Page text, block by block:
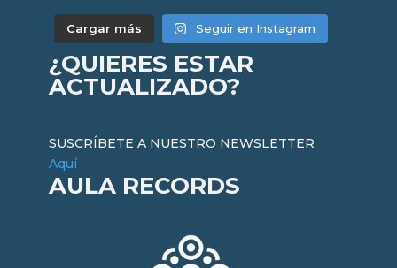
Cargar más Seguir en Instagram
¿QUIERES ESTAR
ACTUALIZADO?
SUSCRÍBETE A NUESTRO NEWSLETTER
Aquí
AULA RECORDS